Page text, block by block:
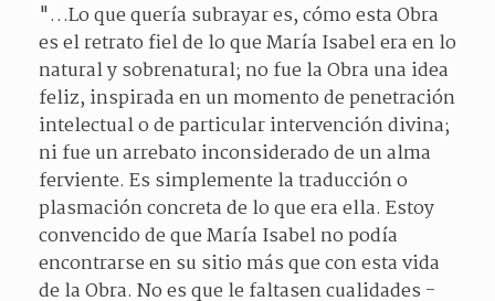
"…Lo que quería subrayar es, cómo esta Obra
es el retrato fiel de lo que María Isabel era en lo
natural y sobrenatural; no fue la Obra una idea
feliz, inspirada en un momento de penetración
intelectual o de particular intervención divina;
ni fue un arrebato inconsiderado de un alma
ferviente. Es simplemente la traducción o
plasmación concreta de lo que era ella. Estoy
convencido de que María Isabel no podía
encontrarse en su sitio más que con esta vida
de la Obra. No es que le faltasen cualidades -